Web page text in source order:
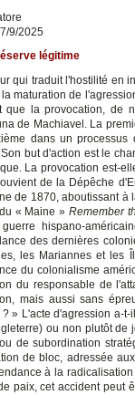
9/2025
légitime
qui traduit l'hostilité en
maturation de
que la provocation, de
de Machiavel. La
dans un
but d'action est le
La provocation est-
de la Dépêche
de 1870, aboutissant
« Maine » Remember
hispano-
des dernières
les Mariannes et les
du colonialisme
du responsable de
mais aussi sans
» L'acte d'agression a-
ou non plutôt
de subordination
de bloc, adressée
à la
paix, cet accident peut